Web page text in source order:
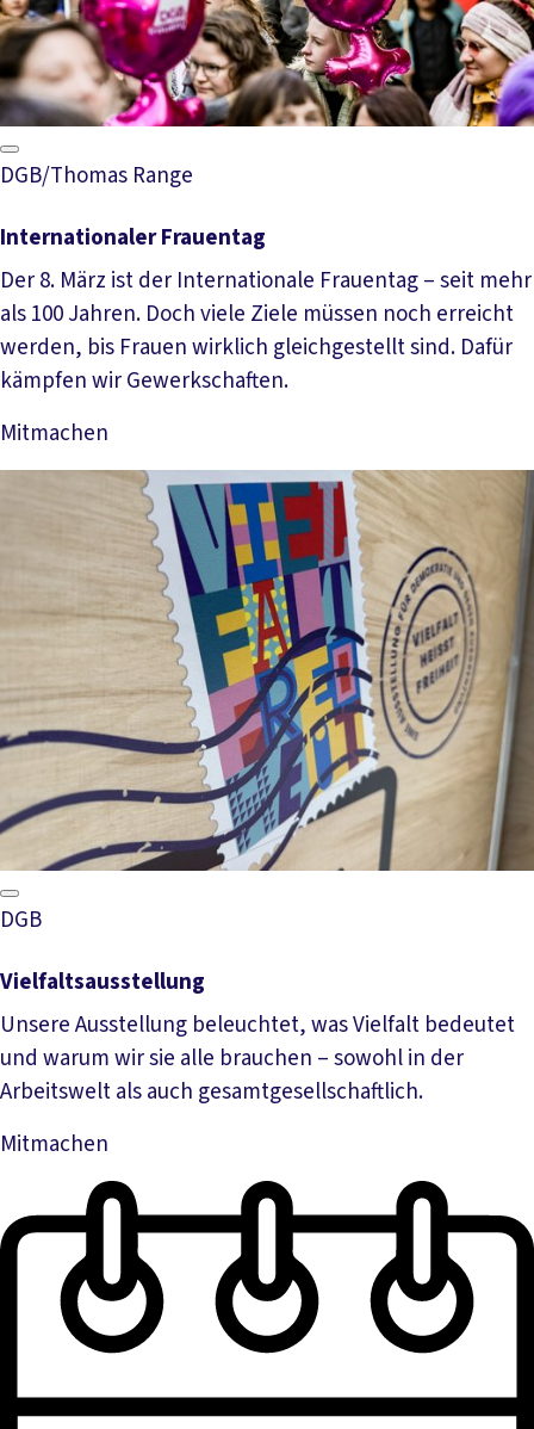
DGB/Thomas Range
Internationaler Frauentag
Der 8. März ist der Internationale Frauentag – seit mehr
als 100 Jahren. Doch viele Ziele müssen noch erreicht
werden, bis Frauen wirklich gleichgestellt sind. Dafür
kämpfen wir Gewerkschaften.
Mitmachen
DGB
Vielfaltsausstellung
Unsere Ausstellung beleuchtet, was Vielfalt bedeutet
und warum wir sie alle brauchen – sowohl in der
Arbeitswelt als auch gesamtgesellschaftlich.
Mitmachen
Mehr lesen